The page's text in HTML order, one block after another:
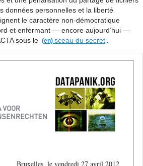
données personnelles et la liberté
le caractère non-démocratique
et enfermant — encore aujourd’hui —
sous le
sceau du secret
Bruxelles, le vendredi 27 avril 2012